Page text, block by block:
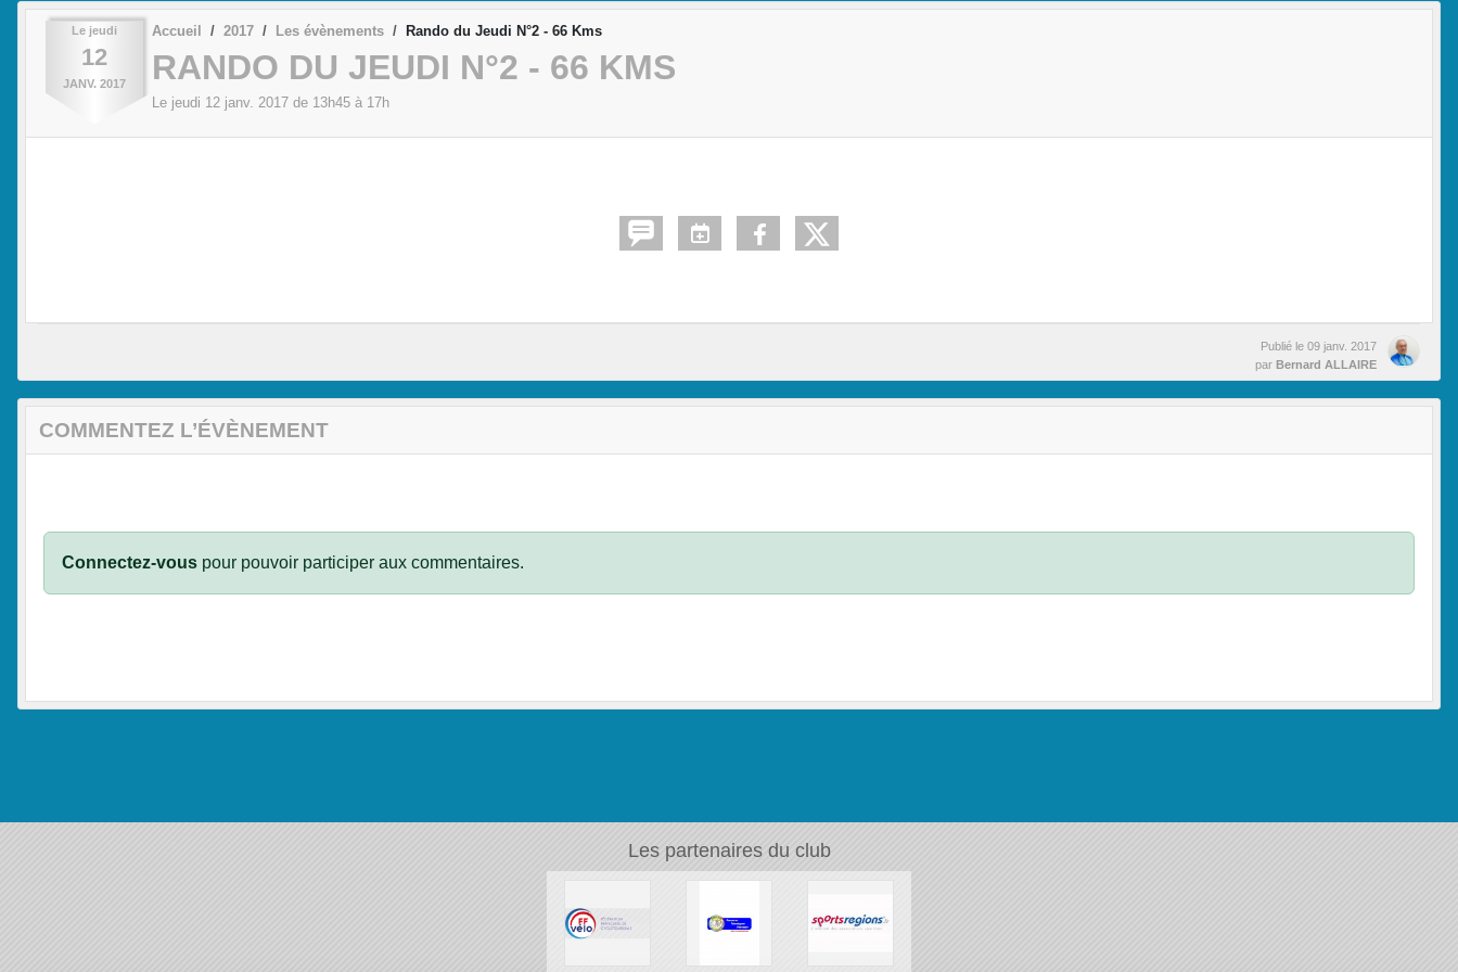
Le jeudi
12
JANV. 2017
Accueil 2017 Les évènements Rando du Jeudi N°2 - 66 Kms
RANDO DU JEUDI N°2 - 66 KMS
Le jeudi 12 janv. 2017 de 13h45 à 17h
Publié le 09 janv. 2017
par Bernard ALLAIRE
COMMENTEZ L’ÉVÈNEMENT
Connectez-vous pour pouvoir participer aux commentaires.
Les partenaires du club